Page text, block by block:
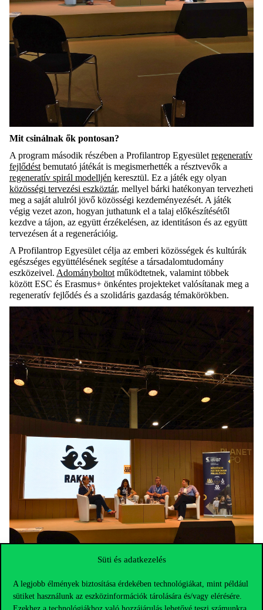
Süti és adatkezelés
A legjobb élmények biztosítása érdekében technológiákat, mint például
sütiket használunk az eszközinformációk tárolására és/vagy elérésére.
Mit csinálnak ők pontosan?
A program második részében a Profilantrop Egyesület regeneratív
fejlődést bemutató játékát is megismerhették a résztvevők a
regeneratív spirál modelljén keresztül. Ez a játék egy olyan
közösségi tervezési eszköztár, mellyel bárki hatékonyan tervezheti
meg a saját alulról jövő közösségi kezdeményezését. A játék
végig vezet azon, hogyan juthatunk el a talaj előkészítésétől
kezdve a tájon, az együtt érzékelésen, az identitáson és az együtt
tervezésen át a regenerációig.
A Profilantrop Egyesület célja az emberi közösségek és kultúrák
egészséges együttélésének segítése a társadalomtudomány
eszközeivel. Adományboltot működtetnek, valamint többek
között ESC és Erasmus+ önkéntes projekteket valósítanak meg a
regeneratív fejlődés és a szolidáris gazdaság témakörökben.